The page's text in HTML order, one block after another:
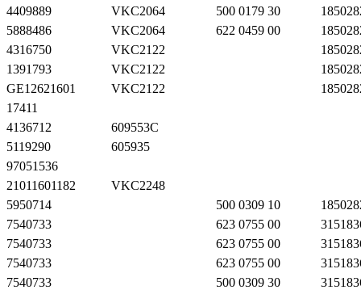
4409889
VKC2064 500 0179 30
5888486
VKC2064 622 0459 00
4316750
VKC2122
1391793
VKC2122
GE12621601
VKC2122
17411
4136712
609553C
5119290
605935
97051536
21011601182
VKC2248
5950714
500 0309 10
7540733
623 0755 00
7540733
623 0755 00
7540733
623 0755 00
7540733
500 0309 30